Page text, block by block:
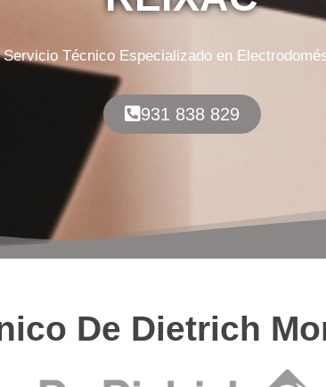
Servicio Técnico Especializado en
931 838 829
De Dietrich